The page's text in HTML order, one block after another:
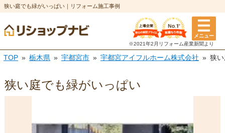
狭い庭でも緑がいっぱい｜リフォーム施工事例
メニュー
※2021年2月リフォーム産業新聞より
TOP 栃木県 宇都宮市 宇都宮アイフルホーム株式会社 狭
狭い庭でも緑がいっぱい